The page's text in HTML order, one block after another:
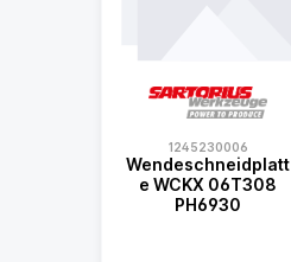
1245230006
Wendeschneidplatt
e WCKX 06T308
PH6930